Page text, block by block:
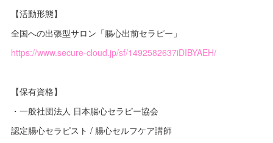
【活動形態】
全国への出張型サロン「腸心出前セラピー」
https://www.secure-cloud.jp/sf/1492582637iDIBYAEH/
【保有資格】
・一般社団法人 日本腸心セラピー協会
認定腸心セラピスト / 腸心セルフケア講師